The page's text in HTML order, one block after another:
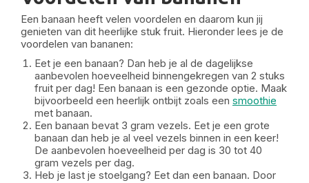
Een banaan heeft velen voordelen en daarom kun jij
genieten van dit heerlijke stuk fruit. Hieronder lees je de
voordelen van bananen:
Eet je een banaan? Dan heb je al de dagelijkse
aanbevolen hoeveelheid binnengekregen van 2 stuks
fruit per dag! Een banaan is een gezonde optie. Maak
bijvoorbeeld een heerlijk ontbijt zoals een smoothie
met banaan.
Een banaan bevat 3 gram vezels. Eet je een grote
banaan dan heb je al veel vezels binnen in een keer!
De aanbevolen hoeveelheid per dag is 30 tot 40
gram vezels per dag.
Heb je last je stoelgang? Eet dan een banaan. Door